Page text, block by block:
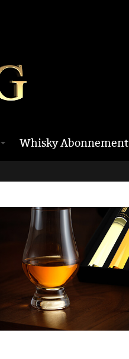
Whisky Abonnement